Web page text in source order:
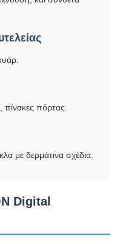
πίνακες πόρτας.
με δερμάτινα σχέδια.
Digital